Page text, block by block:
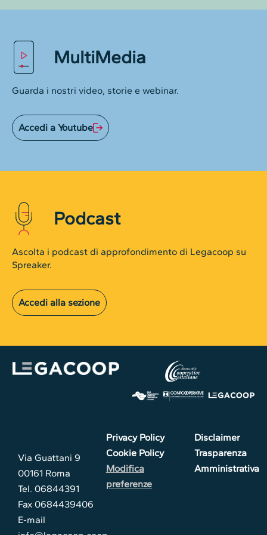
MultiMedia
Guarda i nostri video, storie e webinar.
Accedi a Youtube
Podcast
Ascolta i podcast di approfondimento di Legacoop su
Spreaker.
Accedi alla sezione
Via Guattani 9
00161 Roma
Tel. 06844391
Fax 0684439406
E-mail
Privacy Policy
Cookie Policy
Modifica
preferenze
Disclaimer
Trasparenza
Amministrativa